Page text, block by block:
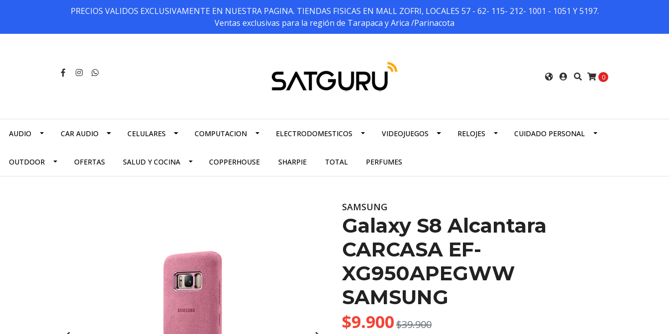
PRECIOS VALIDOS EXCLUSIVAMENTE EN NUESTRA PAGINA. TIENDAS FISICAS EN MALL ZOFRI, LOCALES 57 - 62- 115- 212- 1001 - 1051 Y 5197.
Ventas exclusivas para la región de Tarapaca y Arica /Parinacota
0
AUDIO CAR AUDIO CELULARES COMPUTACION ELECTRODOMESTICOS VIDEOJUEGOS RELOJES CUIDADO PERSONAL
OUTDOOR OFERTAS SALUD Y COCINA COPPERHOUSE SHARPIE TOTAL PERFUMES
SAMSUNG
Galaxy S8 Alcantara
CARCASA EF-
XG950APEGWW
SAMSUNG
$9.900$39.900